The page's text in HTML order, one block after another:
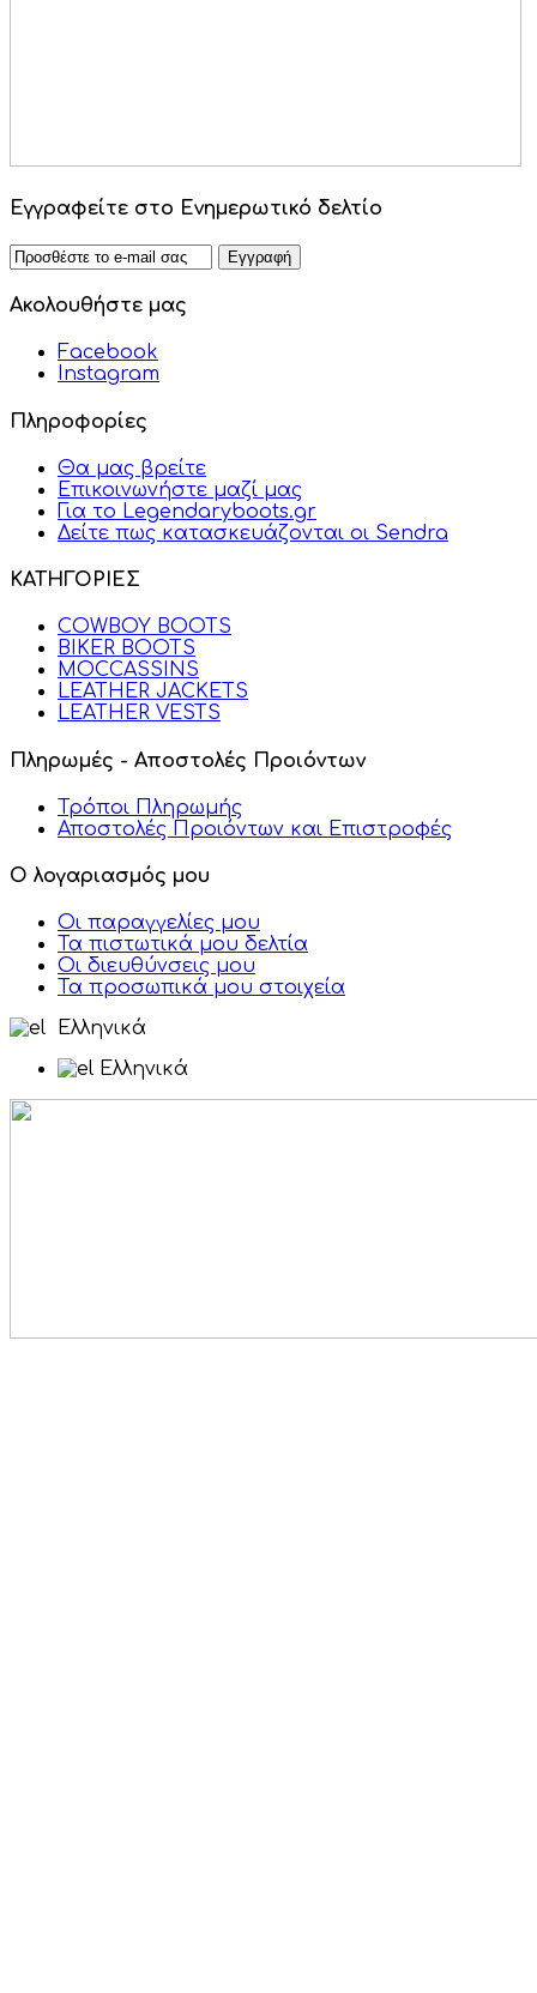
Εγγραφείτε στο Ενημερωτικό δελτίο
Ακολουθήστε μας
Facebook
Instagram
Πληροφορίες
Θα μας βρείτε
Επικοινωνήστε μαζί μας
Για το Legendaryboots.gr
Δείτε πως κατασκευάζονται οι Sendra
ΚΑΤΗΓΟΡΙΕΣ
COWBOY BOOTS
BIKER BOOTS
MOCCASSINS
LEATHER JACKETS
LEATHER VESTS
Πληρωμές - Αποστολές Προιόντων
Τρόποι Πληρωμής
Αποστολές Προιόντων και Επιστροφές
Ο λογαριασμός μου
Οι παραγγελίες μου
Τα πιστωτικά μου δελτία
Οι διευθύνσεις μου
Τα προσωπικά μου στοιχεία
Ελληνικά
Ελληνικά